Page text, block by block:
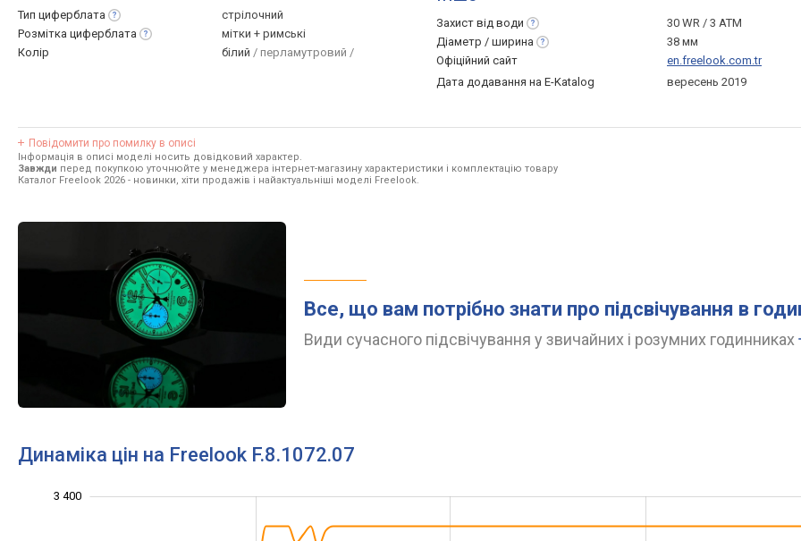
Тип циферблата
стрілочний
Розмітка циферблата
мітки + римські
Колір
білий / перламутровий /
Захист від води
30 WR / 3 ATM
Діаметр / ширина
38 мм
Офіційний сайт
en.freelook.com.tr
Дата додавання на E-Katalog
вересень 2019
Повідомити про помилку в описі
Інформація в описі моделі носить довідковий характер.
Завжди перед покупкою уточнюйте у менеджера інтернет-магазину характеристики і комплектацію товару
Каталог Freelook 2026 - новинки, хіти продажів і найактуальніші моделі Freelook.
Все, що вам потрібно знати про підсвічування в
Види сучасного підсвічування у звичайних і розумних годинниках
Динаміка цін на Freelook F.8.1072.07
3 400